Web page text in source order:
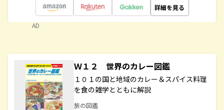
詳細を見る
AD
Ｗ１２ 世界のカレー図鑑
１０１の国と地域のカレー＆スパイス料理
を食の雑学とともに解説
旅の図鑑